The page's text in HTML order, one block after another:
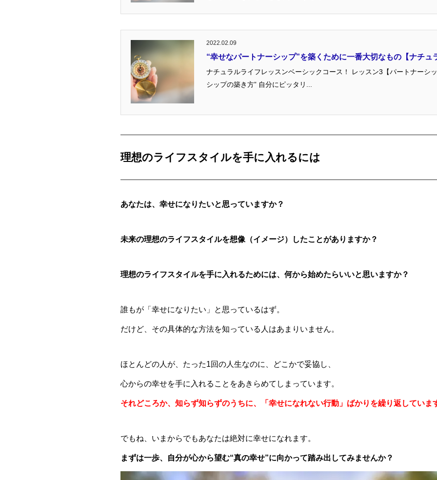
2022.02.09
“幸せなパートナーシップ”を築くために一番大切なもの【ナチュ
ナチュラルライフレッスンベーシックコース！ レッスン3【パートナーシ
シップの築き方” 自分にピッタリ...
理想のライフスタイルを手に入れるには
あなたは、幸せになりたいと思っていますか？
未来の理想のライフスタイルを想像（イメージ）したことがありますか？
理想のライフスタイルを手に入れるためには、何から始めたらいいと思いますか？
誰もが「幸せになりたい」と思っているはず。
だけど、その具体的な方法を知っている人はあまりいません。
ほとんどの人が、たった1回の人生なのに、どこかで妥協し、
心からの幸せを手に入れることをあきらめてしまっています。
それどころか、知らず知らずのうちに、「幸せになれない行動」ばかりを繰り返していま
でもね、いまからでもあなたは絶対に幸せになれます。
まずは一歩、自分が心から望む“真の幸せ”に向かって踏み出してみませんか？